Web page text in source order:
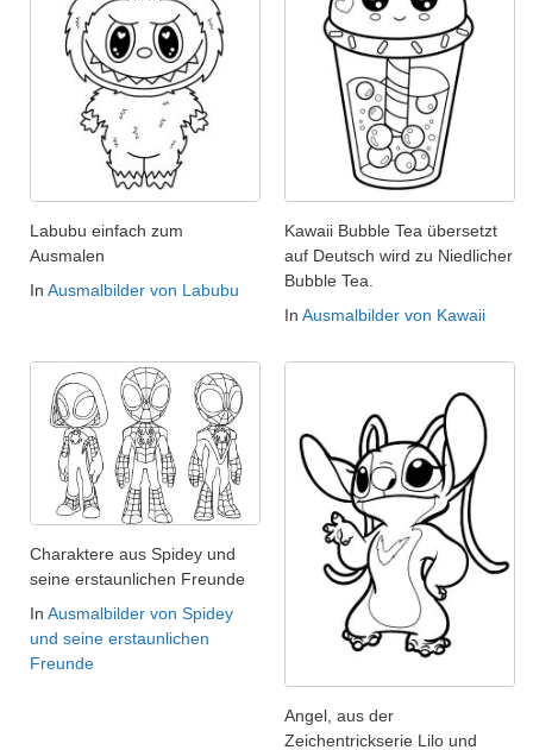
Labubu einfach zum
Ausmalen
In Ausmalbilder von Labubu
Kawaii Bubble Tea übersetzt
auf Deutsch wird zu Niedlicher
Bubble Tea.
In Ausmalbilder von Kawaii
Charaktere aus Spidey und
seine erstaunlichen Freunde
In Ausmalbilder von Spidey
und seine erstaunlichen
Freunde
Angel, aus der
Zeichentrickserie Lilo und